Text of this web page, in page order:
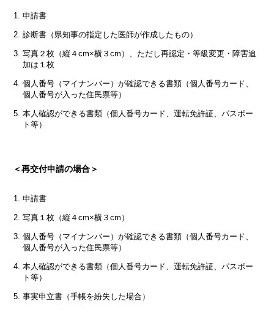
申請書
診断書（県知事の指定した医師が作成したもの）
写真２枚（縦４cm×横３cm）、ただし再認定・等級変更・障害追
加は１枚
個人番号（マイナンバー）が確認できる書類（個人番号カード、
個人番号が入った住民票等）
本人確認ができる書類（個人番号カード、運転免許証、パスポー
ト等）
＜再交付申請の場合＞
申請書
写真１枚（縦４cm×横３cm）
個人番号（マイナンバー）が確認できる書類（個人番号カード、
個人番号が入った住民票等）
本人確認ができる書類（個人番号カード、運転免許証、パスポー
ト等）
事実申立書（手帳を紛失した場合）